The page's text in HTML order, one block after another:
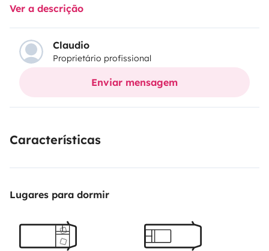
sua età non bisogna avere troppe pretese si avvisa
che il frigo istallato e' 220v funziona solo a corrente
220v ,per il riscaldamento viene fornita una stufa
Alogena 220v per questi motivi il camper ha bisogno di
essere collegato a corrente esterna non adatto a fare
pannelli solari ne area condizionata e idroguida.
Ver a descrição
Claudio
Proprietário profissional
Enviar mensagem
Características
Lugares para dormir